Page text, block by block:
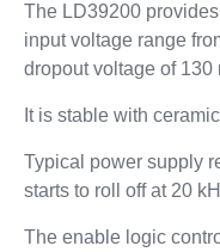
The LD39200
input voltage range
dropout voltage of 130
It is stable with
Typical power supply
starts to roll off at 20
The enable logic